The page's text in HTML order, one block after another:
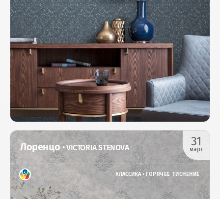
31
март
Лоренцо • VICTORIA STENOVA
КЛАССИКА •ГОРЯЧЕЕ ТИСНЕНИЕ